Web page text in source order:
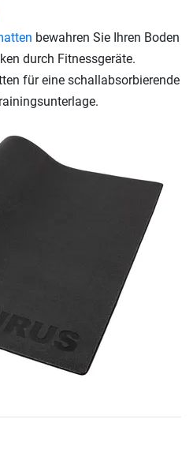
bewahren Sie Ihren Boden
durch Fitnessgeräte.
für eine schallabsorbierende